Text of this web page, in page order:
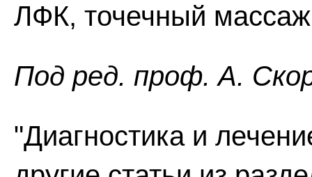
ЛФК, точечный
Пoд peд. проф. А.
"Диагностика и